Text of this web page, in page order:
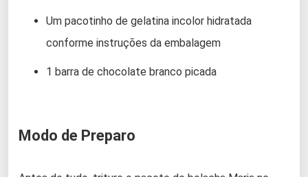
Um pacotinho de gelatina incolor hidratada
conforme instruções da embalagem
1 barra de chocolate branco picada
Modo de Preparo